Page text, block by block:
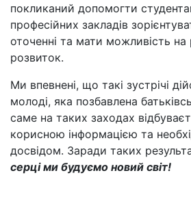
покликаний допомогти
професійних закладів
оточенні та мати можливість на
розвиток.
Ми впевнені, що такі зустрічі
молоді, яка позбавлена
саме на таких заходах
корисною інформацією та
досвідом. Заради таких
серці ми будуємо новий світ!